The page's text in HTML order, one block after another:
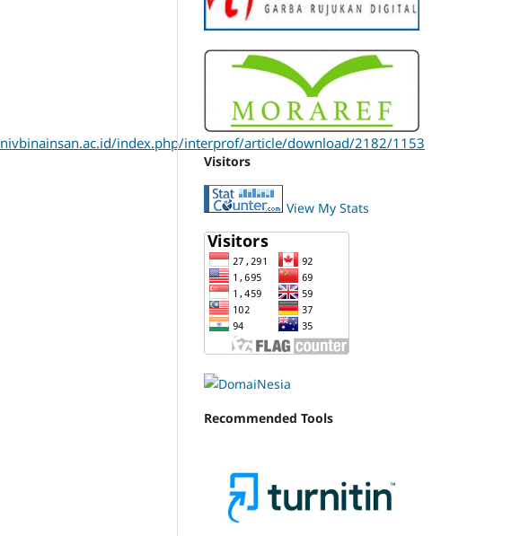
index.php/interprof/article/download/2182/1153
Visitors
View My Stats
Recommended Tools